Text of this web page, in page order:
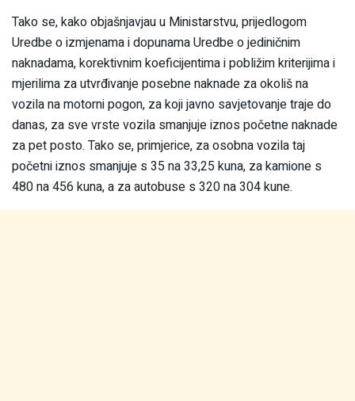
Tako se, kako objašnjavjau u Ministarstvu, prijedlogom
Uredbe o izmjenama i dopunama Uredbe o jediničnim
naknadama, korektivnim koeficijentima i pobližim kriterijima i
mjerilima za utvrđivanje posebne naknade za okoliš na
vozila na motorni pogon, za koji javno savjetovanje traje do
danas, za sve vrste vozila smanjuje iznos početne naknade
za pet posto. Tako se, primjerice, za osobna vozila taj
početni iznos smanjuje s 35 na 33,25 kuna, za kamione s
480 na 456 kuna, a za autobuse s 320 na 304 kune.